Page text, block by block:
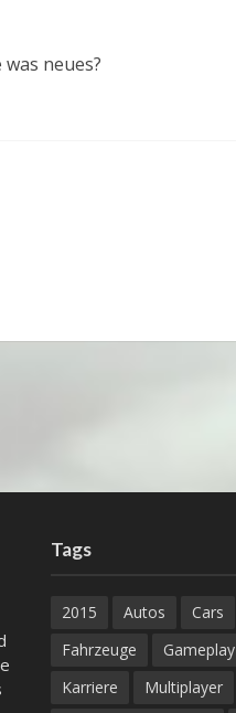
neues?
Tags
2015 Autos Cars
Fahrzeuge
Gameplay
Karriere
Multiplayer